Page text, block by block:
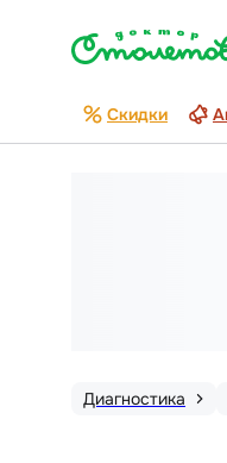
Скидки
Диагностика